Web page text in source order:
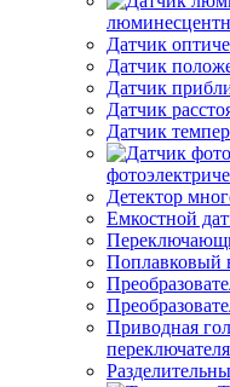
Датчик
Датчик
Датчик
Датчик
Датчик
Детектор
Емкостной
Поплавковый
Приводная